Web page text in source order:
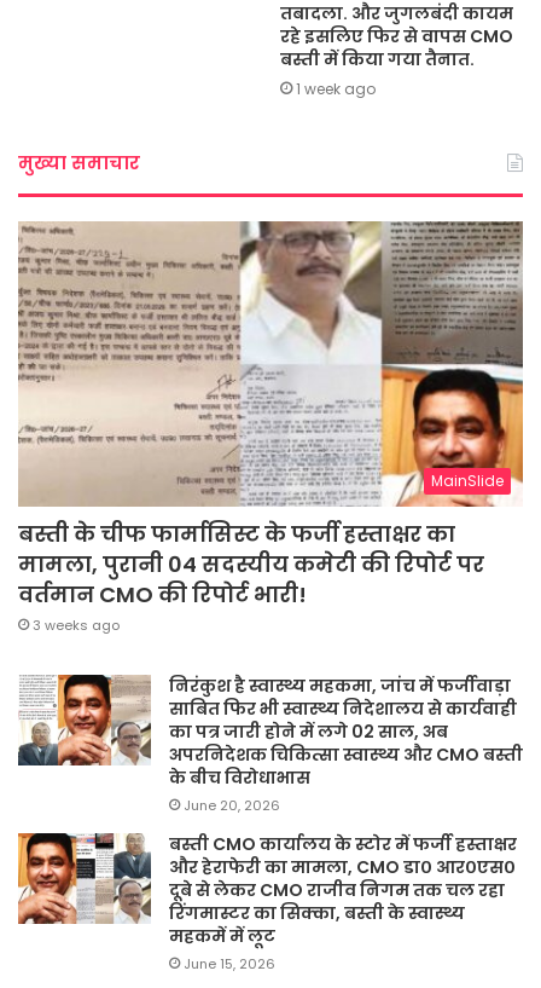
तबादला. और जुगलबंदी कायम
रहे इसलिए फिर से वापस CMO
बस्ती में किया गया तैनात.
1 week ago
मुख्या समाचार
MainSlide
बस्ती के चीफ फार्मासिस्ट के फर्जी हस्ताक्षर का
मामला, पुरानी 04 सदस्यीय कमेटी की रिपोर्ट पर
वर्तमान CMO की रिपोर्ट भारी!
3 weeks ago
निरंकुश है स्वास्थ्य महकमा, जांच में फर्जीवाड़ा
साबित फिर भी स्वास्थ्य निदेशालय से कार्यवाही
का पत्र जारी होने में लगे 02 साल, अब
अपरनिदेशक चिकित्सा स्वास्थ्य और CMO बस्ती
के बीच विरोधाभास
June 20, 2026
बस्ती CMO कार्यालय के स्टोर में फर्जी हस्ताक्षर
और हेराफेरी का मामला, CMO डा० आर०एस०
दूबे से लेकर CMO राजीव निगम तक चल रहा
रिंगमास्टर का सिक्का, बस्ती के स्वास्थ्य
महकमें में लूट
June 15, 2026